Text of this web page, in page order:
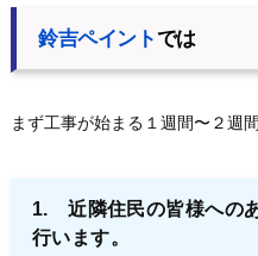
鈴吉ペイントでは
まず工事が始まる１週間〜２週間
1. 近隣住民の皆様への
行います。